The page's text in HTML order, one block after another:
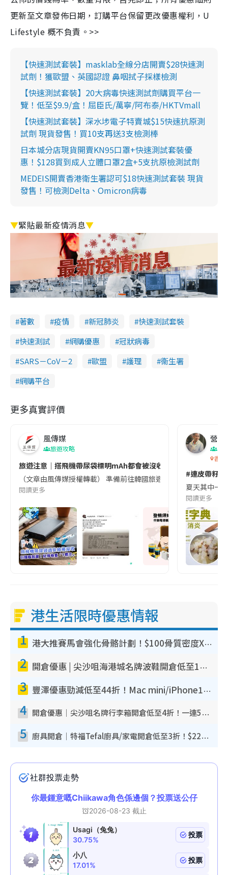
更新至文章發佈日期，訂購平台保留更改優惠權利，U
Lifestyle 概不負責。>>
【快速測試套裝】masklab全線分店開賣$28快速測
試劑！獲歐盟、英國認證 鼻咽拭子採樣檢測
【快速測試套裝】20大病毒快速測試劑購買平台一
覽！低至$9.9/盒！屈臣氏/萬寧/阿布泰/HKTVmall
【快速測試套裝】深水埗電子特賣城$15快速抗原測
試劑 現貨發售！買10支再送3支檢測棒
日本城分店現貨開賣KN95口罩+快速測試套裝優
惠！$128買到成人立體口罩2盒+5支抗原檢測試劑
MEDEIS開賣香港衛生署認可$18快速測試套裝 現貨
發售！可檢測Delta、Omicron病毒
▼緊貼最新疫情消息▼
著數 疫情 新冠肺炎
快速測試套裝
快速測試
網購優惠
冠狀病毒
SARS－CoV－2
歐盟 護理
衞生署
網購平台
更多真實評價
風傳媒
旅遊攻略
旅遊注意｜搭飛機帶尿袋標明mAh都會被沒收😱出發前切記檢查
（文章由風傳媒授權轉載） 準備前往韓國旅遊的民眾，近期要
閱讀更多
營養
香港
#連皮帶籽
夏天其中一
閱讀更多
港生活限時優惠情報
1 港大推賽馬會強化骨骼計劃！$100骨質密度X光檢查 完成免費運動訓練送超市禮券！附參加資格
2 開倉優惠 | 尖沙咀海港城名牌波鞋開倉低至1折！On鞋$899起／Joy&Peace鞋履$98起
3 豐澤優惠勁減低至44折！Mac mini/iPhone17Pro大減價！廚房家電$220起
4 開倉優惠｜尖沙咀名牌行李箱開倉低至4折！一連5日 American Tourister/ace./Hallmark $200起！
5 廚具開倉｜特福Tefal廚具/家電開倉低至3折！$220起買平底鍋/炒鑊/湯煲！電飯煲/吸塵機/燙斗$418起